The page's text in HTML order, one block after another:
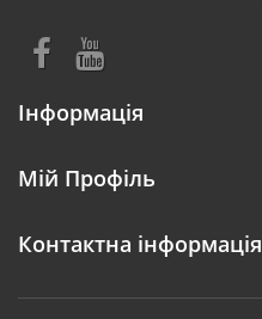
Інформація
Мій Профіль
Контактна інформація